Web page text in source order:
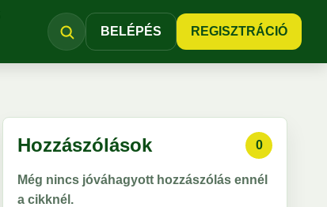
BELÉPÉS REGISZTRÁCIÓ
Hozzászólások 0
Még nincs jóváhagyott hozzászólás ennél
a cikknél.